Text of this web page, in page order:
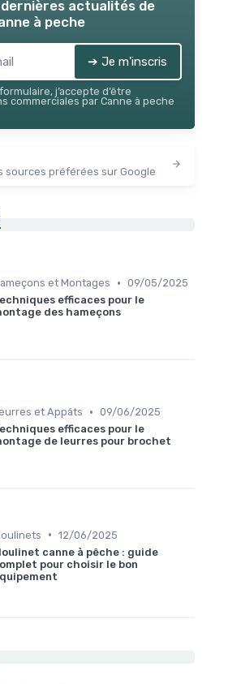
actualités de
à peche
➔ Je m'inscris
j’accepte d’être
commerciales par Canne à peche
sources préférées sur Google
et Montages • 09/05/2025
efficaces pour le
des hameçons
et Appâts • 09/06/2025
efficaces pour le
de leurres pour brochet
• 12/06/2025
canne à pêche : guide
pour choisir le bon